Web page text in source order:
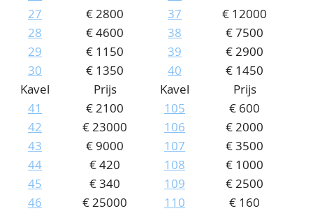
27
€ 2800
28
€ 4600
29
€ 1150
30
€ 1350
37
€ 12000
38
€ 7500
39
€ 2900
40
€ 1450
Kavel
Prijs
41
€ 2100
42
€ 23000
43
€ 9000
44
€ 420
45
€ 340
46
€ 25000
Kavel
Prijs
105
€ 600
106
€ 2000
107
€ 3500
108
€ 1000
109
€ 2500
110
€ 160